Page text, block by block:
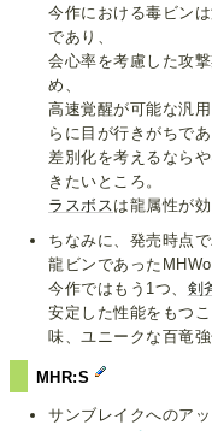
今作における毒ビン
であり、
会心率を考慮した攻
め、
高速覚醒が可能な汎
らに目が行きがちであ
差別化を考えるなら
きたいところ。
ラスボスは龍属性が
ちなみに、発売時点
龍ビンであった
今作ではもう1つ、 剣
安定した性能をもつ
味、ユニークな百竜
MHR:S
サンブレイクへのア